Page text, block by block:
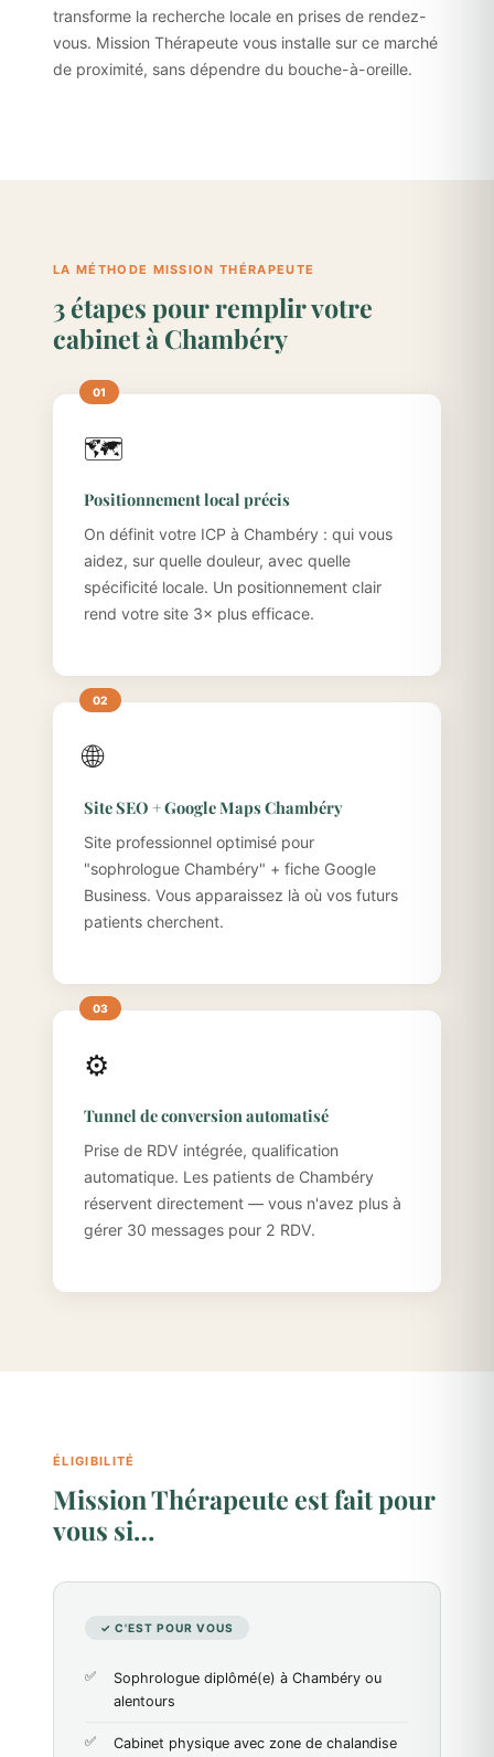
transforme la recherche locale en prises de rendez-
vous. Mission Thérapeute vous installe sur ce marché
de proximité, sans dépendre du bouche-à-oreille.
LA MÉTHODE MISSION THÉRAPEUTE
3 étapes pour remplir votre
cabinet à Chambéry
🗺️
Positionnement local précis
On définit votre ICP à Chambéry : qui vous
aidez, sur quelle douleur, avec quelle
spécificité locale. Un positionnement clair
rend votre site 3× plus efficace.
🌐
Site SEO + Google Maps Chambéry
Site professionnel optimisé pour
"sophrologue Chambéry" + fiche Google
Business. Vous apparaissez là où vos futurs
patients cherchent.
⚙️
Tunnel de conversion automatisé
Prise de RDV intégrée, qualification
automatique. Les patients de Chambéry
réservent directement — vous n'avez plus à
gérer 30 messages pour 2 RDV.
ÉLIGIBILITÉ
Mission Thérapeute est fait pour
vous si…
✓ C'EST POUR VOUS
Sophrologue diplômé(e) à Chambéry ou
alentours
Cabinet physique avec zone de chalandise